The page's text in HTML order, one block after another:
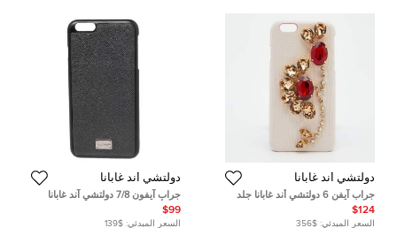
دولتشي أند غابانا
جراب آيفن 6 دولتشي أند غابانا جلد
نقشة السحلية وردي مزخرف
كريستال
$124
السعر المبدئي: $356
دولتشي أند غابانا
جراب آيفون 7/8 دولتشي آند غابانا
جلد أسود
$99
السعر المبدئي: $139